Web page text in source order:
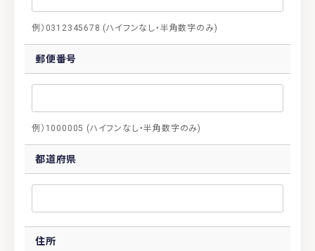
例）0312345678 (ハイフンなし・半角数字のみ)
郵便番号
例）1000005 (ハイフンなし・半角数字のみ)
都道府県
住所